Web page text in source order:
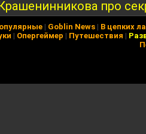
про
| Goblin News | В цепких
| Опергеймер | Путешествия |